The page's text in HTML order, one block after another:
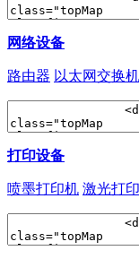
网络设备
路由器 以太网交换机
打印设备
喷墨打印机 激光打